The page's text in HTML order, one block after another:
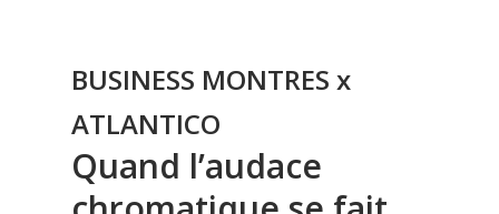
BUSINESS MONTRES x
ATLANTICO
Quand l’audace